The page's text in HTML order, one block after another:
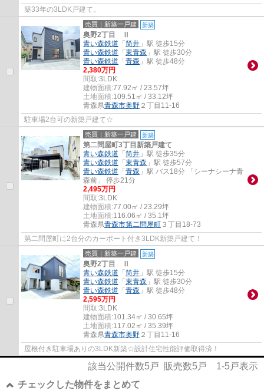
築33年の3LDK戸建て。
売買｜新築一戸建 新築
奥野2丁目 Ⅱ
青い森鉄道 「 筒井 」駅 徒歩15分
青い森鉄道 「 東青森 」駅 徒歩30分
青い森鉄道 「 青森 」駅 徒歩48分
2,380万円
間取:3LDK
建物面積:77.92㎡ / 23.57坪
土地面積:109.51㎡ / 33.12坪
青森県青森市奥野 ２丁目11-16
駐車場2台可の新築戸建て☆
売買｜新築一戸建 新築
第二問屋町3丁目新築戸建て
青い森鉄道 「 筒井 」駅 徒歩35分
青い森鉄道 「 東青森 」駅 徒歩57分
青い森鉄道 「 青森 」駅 バス18分 「シーナシーナ青
森前」 停歩21分
2,495万円
間取:3LDK
建物面積:77.00㎡ / 23.29坪
土地面積:116.06㎡ / 35.1坪
青森県青森市第二問屋町 ３丁目18-73
第二問屋町に2台分のカーポート付き3LDK新築戸建て！
売買｜新築一戸建 新築
奥野2丁目 Ⅱ
青い森鉄道 「 筒井 」駅 徒歩15分
青い森鉄道 「 東青森 」駅 徒歩30分
青い森鉄道 「 青森 」駅 徒歩48分
2,595万円
間取:3LDK
建物面積:101.34㎡ / 30.65坪
土地面積:117.02㎡ / 35.39坪
青森県青森市奥野 ２丁目11-16
屋根付き駐車場ありの3LDK新築☆設計住宅性能評価取得済！
該当公開件数5 戸 販売数5 戸 1-5 戸表示
チェックした物件をまとめて